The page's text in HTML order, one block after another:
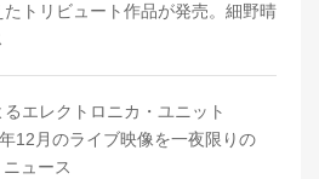
トリビュート作品が発売。細野晴
エレクトロニカ・ユニット
12月のライブ映像を一夜限りの
ュース